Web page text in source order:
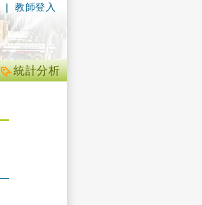
| 教師登入
統計分析